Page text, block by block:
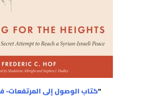
“كتاب الوصول إلى